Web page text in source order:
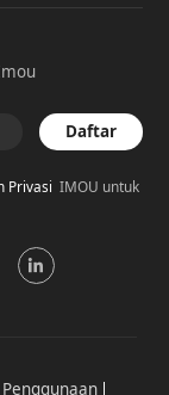
Daftar
PrivasiIMOU untuk